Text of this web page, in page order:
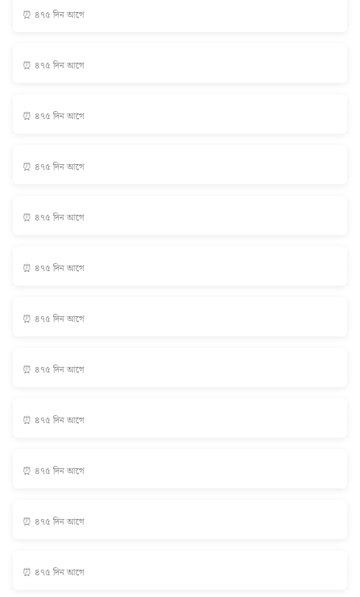
⏰ ৪৭৫ দিন আগে
⏰ ৪৭৫ দিন আগে
⏰ ৪৭৫ দিন আগে
⏰ ৪৭৫ দিন আগে
⏰ ৪৭৫ দিন আগে
⏰ ৪৭৫ দিন আগে
⏰ ৪৭৫ দিন আগে
⏰ ৪৭৫ দিন আগে
⏰ ৪৭৫ দিন আগে
⏰ ৪৭৫ দিন আগে
⏰ ৪৭৫ দিন আগে
⏰ ৪৭৫ দিন আগে